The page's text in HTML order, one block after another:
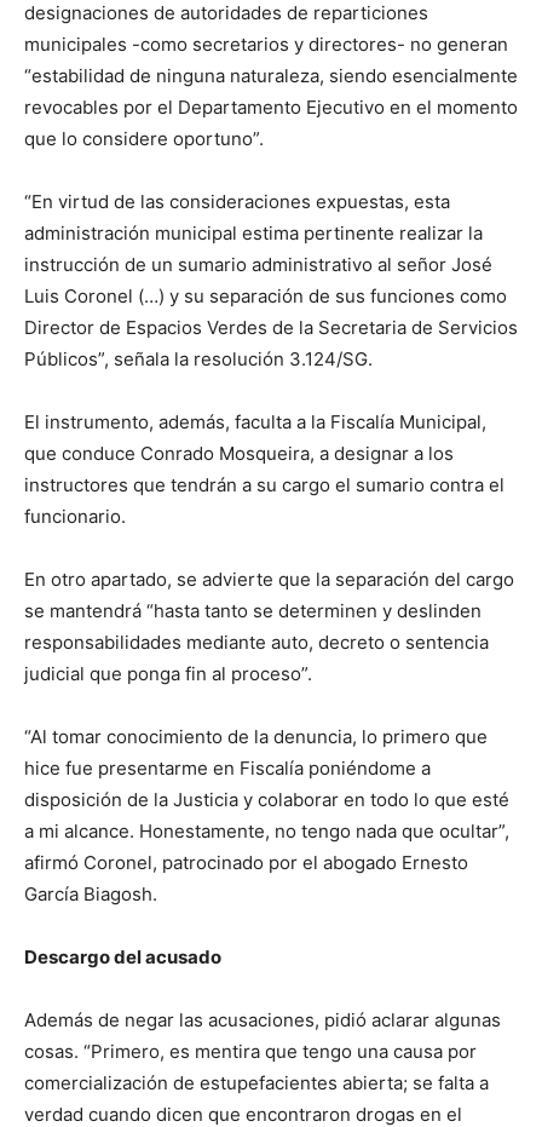
designaciones de autoridades de reparticiones
municipales -como secretarios y directores- no generan
“estabilidad de ninguna naturaleza, siendo esencialmente
revocables por el Departamento Ejecutivo en el momento
que lo considere oportuno”.
“En virtud de las consideraciones expuestas, esta
administración municipal estima pertinente realizar la
instrucción de un sumario administrativo al señor José
Luis Coronel (…) y su separación de sus funciones como
Director de Espacios Verdes de la Secretaria de Servicios
Públicos”, señala la resolución 3.124/SG.
El instrumento, además, faculta a la Fiscalía Municipal,
que conduce Conrado Mosqueira, a designar a los
instructores que tendrán a su cargo el sumario contra el
funcionario.
En otro apartado, se advierte que la separación del cargo
se mantendrá “hasta tanto se determinen y deslinden
responsabilidades mediante auto, decreto o sentencia
judicial que ponga fin al proceso”.
“Al tomar conocimiento de la denuncia, lo primero que
hice fue presentarme en Fiscalía poniéndome a
disposición de la Justicia y colaborar en todo lo que esté
a mi alcance. Honestamente, no tengo nada que ocultar”,
afirmó Coronel, patrocinado por el abogado Ernesto
García Biagosh.
Descargo del acusado
Además de negar las acusaciones, pidió aclarar algunas
cosas. “Primero, es mentira que tengo una causa por
comercialización de estupefacientes abierta; se falta a
verdad cuando dicen que encontraron drogas en el